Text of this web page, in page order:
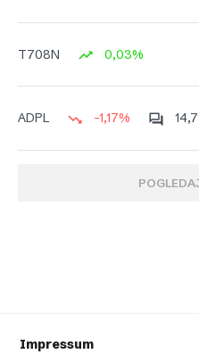
T708N 0,03%
ADPL -1,17%
Impressum